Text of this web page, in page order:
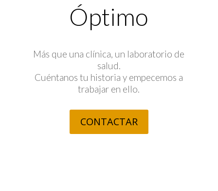
Óptimo
Más que una clínica, un laboratorio de
salud.
Cuéntanos tu historia y empecemos a
trabajar en ello.
CONTACTAR